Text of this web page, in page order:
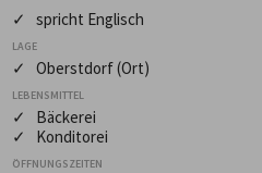
✓ spricht Englisch
LAGE
✓ Oberstdorf (Ort)
LEBENSMITTEL
✓ Bäckerei
✓ Konditorei
ÖFFNUNGSZEITEN